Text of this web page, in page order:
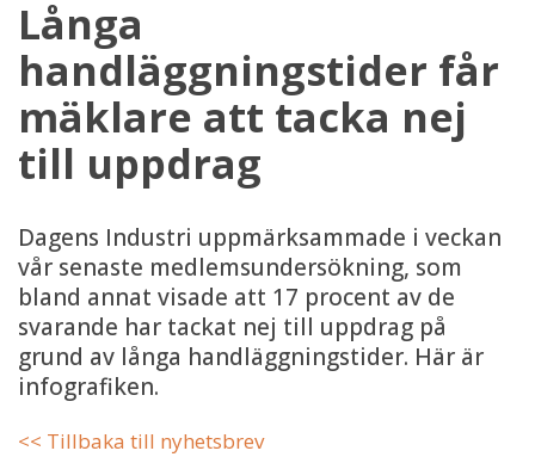
Långa
handläggningstider får
mäklare att tacka nej
till uppdrag
Dagens Industri uppmärksammade i veckan
vår senaste medlemsundersökning, som
bland annat visade att 17 procent av de
svarande har tackat nej till uppdrag på
grund av långa handläggningstider. Här är
infografiken.
<< Tillbaka till nyhetsbrev